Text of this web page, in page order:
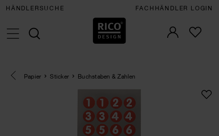
HÄNDLERSUCHE FACHHÄNDLER LOGIN
Eine Kategorie zurück navigieren
Papier Sticker Buchstaben & Zahlen